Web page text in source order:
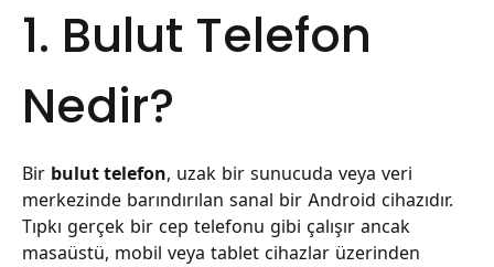
1. Bulut Telefon
Nedir?
Bir bulut telefon, uzak bir sunucuda veya veri
merkezinde barındırılan sanal bir Android cihazıdır.
Tıpkı gerçek bir cep telefonu gibi çalışır ancak
masaüstü, mobil veya tablet cihazlar üzerinden